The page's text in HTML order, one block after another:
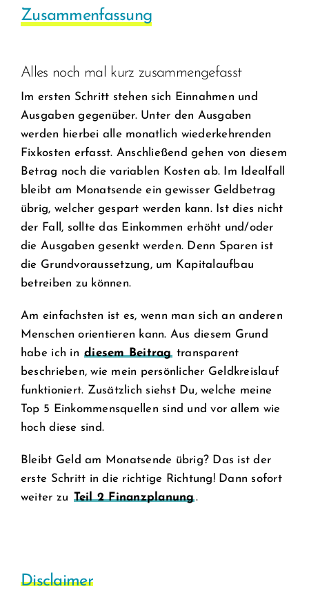
Zusammenfassung
Alles noch mal kurz zusammengefasst
Im ersten Schritt stehen sich Einnahmen und
Ausgaben gegenüber. Unter den Ausgaben
werden hierbei alle monatlich wiederkehrenden
Fixkosten erfasst. Anschließend gehen von diesem
Betrag noch die variablen Kosten ab. Im Idealfall
bleibt am Monatsende ein gewisser Geldbetrag
übrig, welcher gespart werden kann. Ist dies nicht
der Fall, sollte das Einkommen erhöht und/oder
die Ausgaben gesenkt werden. Denn Sparen ist
die Grundvoraussetzung, um Kapitalaufbau
betreiben zu können.
Am einfachsten ist es, wenn man sich an anderen
Menschen orientieren kann. Aus diesem Grund
habe ich in diesem Beitrag transparent
beschrieben, wie mein persönlicher Geldkreislauf
funktioniert. Zusätzlich siehst Du, welche meine
Top 5 Einkommensquellen sind und vor allem wie
hoch diese sind.
Bleibt Geld am Monatsende übrig? Das ist der
erste Schritt in die richtige Richtung! Dann sofort
weiter zu Teil 2 Finanzplanung.
Disclaimer